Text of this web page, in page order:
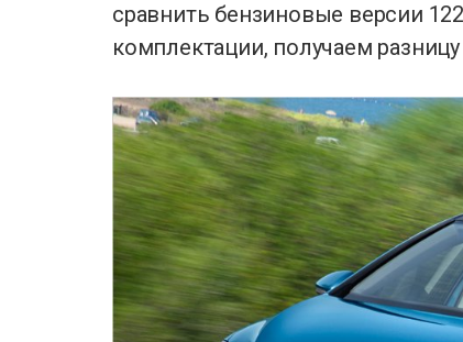
сравнить бензиновые версии
комплектации, получаем разницу